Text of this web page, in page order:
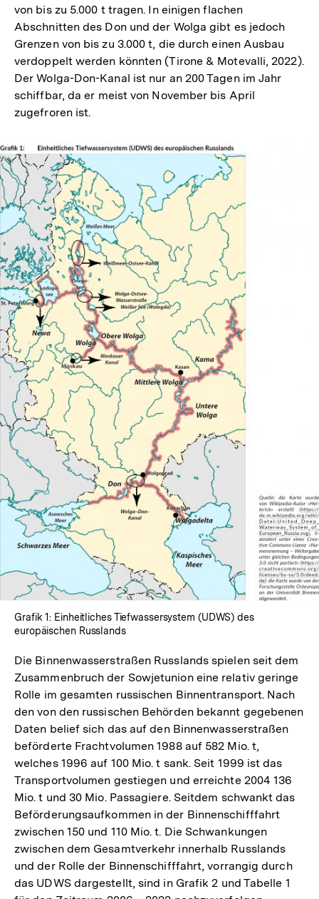
von bis zu 5.000 t tragen. In einigen flachen
Abschnitten des Don und der Wolga gibt es jedoch
Grenzen von bis zu 3.000 t, die durch einen Ausbau
verdoppelt werden könnten (Tirone & Motevalli, 2022).
Der Wolga-Don-Kanal ist nur an 200 Tagen im Jahr
schiffbar, da er meist von November bis April
zugefroren ist.
Grafik 1: Einheitliches Tiefwassersystem (UDWS) des
europäischen Russlands
Die Binnenwasserstraßen Russlands spielen seit dem
Zusammenbruch der Sowjetunion eine relativ geringe
Rolle im gesamten russischen Binnentransport. Nach
den von den russischen Behörden bekannt gegebenen
Daten belief sich das auf den Binnenwasserstraßen
beförderte Frachtvolumen 1988 auf 582 Mio. t,
welches 1996 auf 100 Mio. t sank. Seit 1999 ist das
Transportvolumen gestiegen und erreichte 2004 136
Mio. t und 30 Mio. Passagiere. Seitdem schwankt das
Beförderungsaufkommen in der Binnenschifffahrt
zwischen 150 und 110 Mio. t. Die Schwankungen
zwischen dem Gesamtverkehr innerhalb Russlands
und der Rolle der Binnenschifffahrt, vorrangig durch
das UDWS dargestellt, sind in Grafik 2 und Tabelle 1